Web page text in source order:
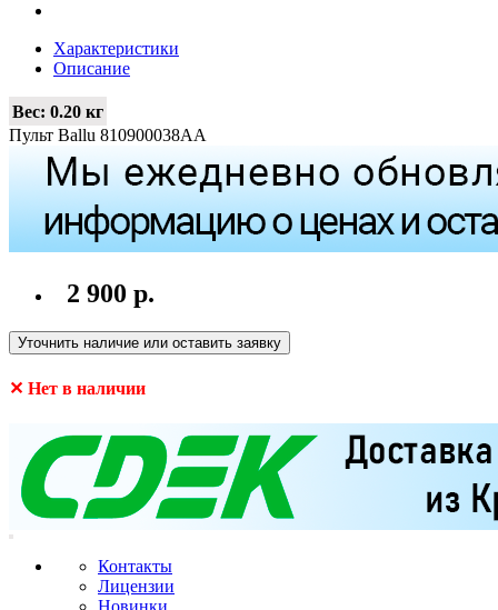
Характеристики
Описание
Вес: 0.20 кг
Пульт Ballu 810900038AA
2 900 р.
Уточнить наличие или оставить заявку
✕ Нет в наличии
Контакты
Лицензии
Новинки